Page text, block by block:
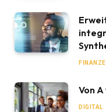
Von
DIGITAL